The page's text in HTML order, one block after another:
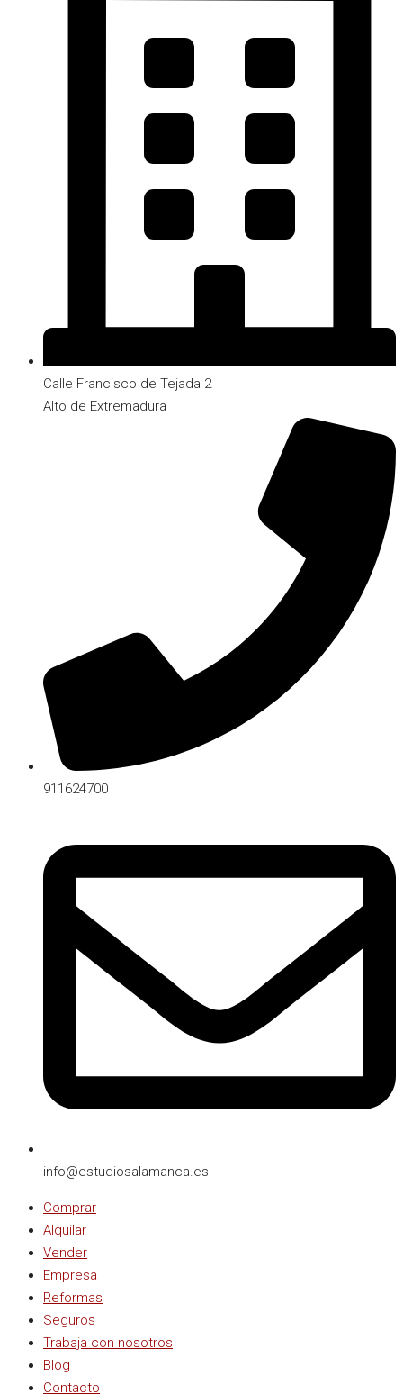
Calle Francisco de Tejada 2
Alto de Extremadura
911624700
info@estudiosalamanca.es​
Comprar
Alquilar
Vender
Empresa
Reformas
Seguros
Trabaja con nosotros
Blog
Contacto